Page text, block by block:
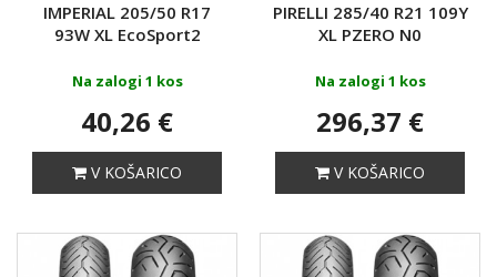
IMPERIAL 205/50 R17
93W XL EcoSport2
Na zalogi 1 kos
40,26 €
V KOŠARICO
PIRELLI 285/40 R21 109Y
XL PZERO N0
Na zalogi 1 kos
296,37 €
V KOŠARICO